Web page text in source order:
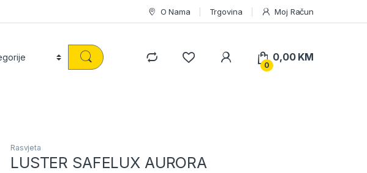
O Nama Trgovina Moj Račun
0
0,00 KM
Rasvjeta
LUSTER SAFELUX AURORA